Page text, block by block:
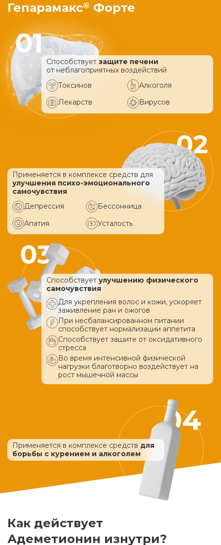
Гепарамакс® Форте
Способствует защите печени
от неблагоприятных воздействий
Токсинов
Алкоголя
Лекарств
Вирусов
Применяется в комплексе средств для
улучшения психо-эмоционального
самочувствия
Депрессия
Бессонница
Апатия
Усталость
Способствует улучшению физического
самочувствия
Для укрепления волос и кожи, ускоряет
заживление ран и ожогов
При несбалансированном питании
способствует нормализации аппетита
Способствует зашите от оксидативного
стресса
Во время интенсивной физической
нагрузки благотворно воздействует на
рост мышечной массы
Применяется в комплексе средств для
борьбы с курением и алкоголем
Как действует
Адеметионин изнутри?